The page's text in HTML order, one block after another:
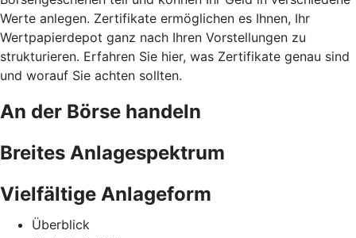
Werte anlegen. Zertifikate ermöglichen es Ihnen, Ihr
Wertpapierdepot ganz nach Ihren Vorstellungen zu
strukturieren. Erfahren Sie hier, was Zertifikate genau sind
und worauf Sie achten sollten.
An der Börse handeln
Breites Anlagespektrum
Vielfältige Anlageform
Überblick